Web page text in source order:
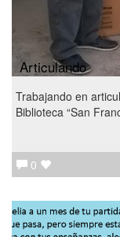
Articulando
Trabajando en
Biblioteca “San
0